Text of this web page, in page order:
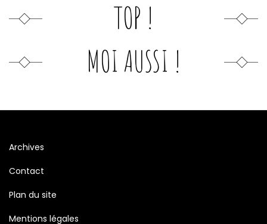
TOP !
MOI AUSSI !
Archives
Contact
Plan du site
Mentions légales